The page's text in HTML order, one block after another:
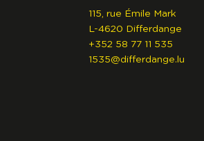
115, rue Émile Mark
L-4620 Differdange
+352 58 77 11 535
1535@differdange.lu